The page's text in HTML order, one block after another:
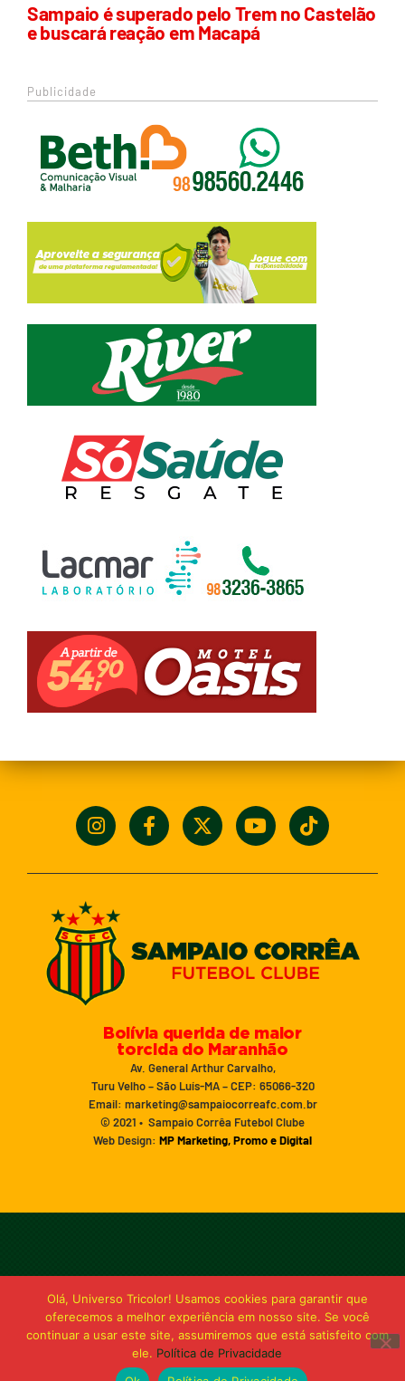
Sampaio é superado pelo Trem no Castelão
e buscará reação em Macapá
Publicidade
Bolívia querida de maior
torcida do Maranhão
Av. General Arthur Carvalho,
Turu Velho – São Luís-MA – CEP: 65066-320
Email: marketing@sampaiocorreafc.com.br
© 2021 • Sampaio Corrêa Futebol Clube
Web Design: MP Marketing, Promo e Digital
Olá, Universo Tricolor! Usamos cookies para garantir que
oferecemos a melhor experiência em nosso site. Se você
continuar a usar este site, assumiremos que está satisfeito com
ele. Política de Privacidade